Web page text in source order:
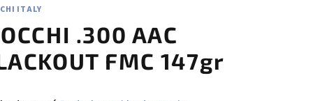
ITALY
.300 AAC
FMC 147gr